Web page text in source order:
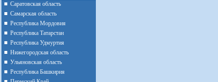
Cаратовская область
Cамарская область
Республика Мордовия
Республика Татарстан
Республика Удмуртия
Нижегородская область
Ульяновская область
Республика Башкирия